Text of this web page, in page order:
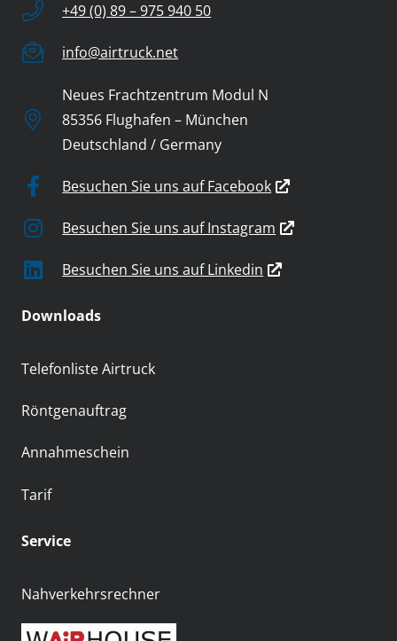
+49 (0) 89 – 975 940 50
info@airtruck.net
Neues Frachtzentrum Modul N
85356 Flughafen – München
Deutschland / Germany
Besuchen Sie uns auf Facebook
Besuchen Sie uns auf Instagram
Besuchen Sie uns auf Linkedin
Downloads
Telefonliste Airtruck
Röntgenauftrag
Annahmeschein
Tarif
Service
Nahverkehrsrechner